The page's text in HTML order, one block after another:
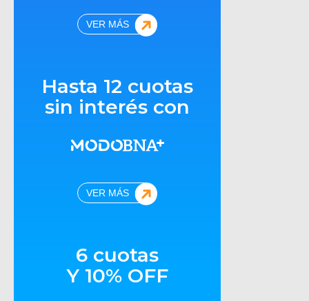
VER MÁS
Hasta 12 cuotas
sin interés con
VER MÁS
6 cuotas
Y 10% OFF